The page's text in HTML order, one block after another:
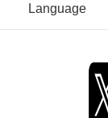
Language